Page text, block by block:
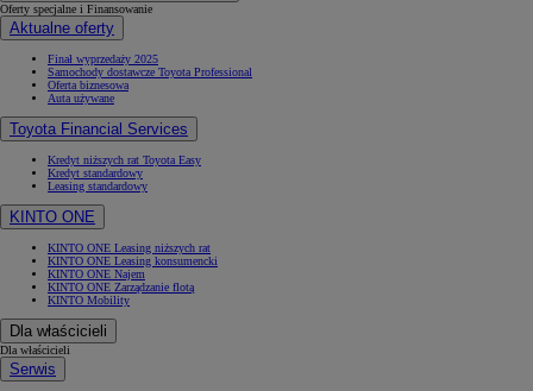
Oferty specjalne i Finansowanie
Aktualne oferty
Finał wyprzedaży 2025
Samochody dostawcze Toyota Professional
Oferta biznesowa
Auta używane
Toyota Financial Services
Kredyt niższych rat Toyota Easy
Kredyt standardowy
Leasing standardowy
KINTO ONE
KINTO ONE Leasing niższych rat
KINTO ONE Leasing konsumencki
KINTO ONE Najem
KINTO ONE Zarządzanie flotą
KINTO Mobility
Dla właścicieli
Dla właścicieli
Serwis